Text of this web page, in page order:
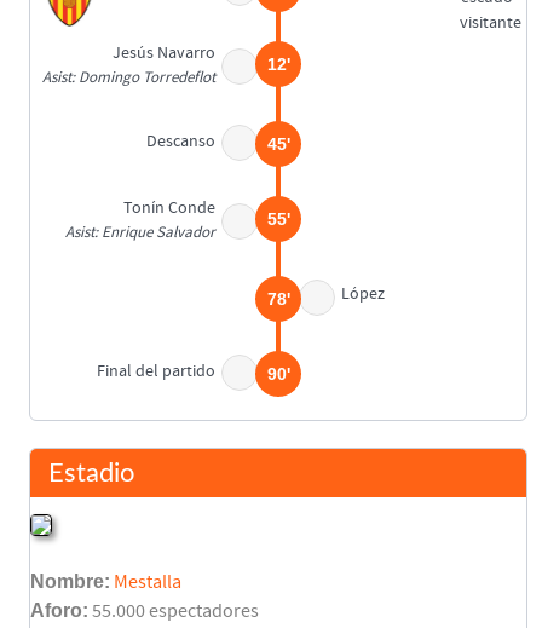
Jesús Navarro
Asist: Domingo Torredeflot
12'
Descanso 45'
Tonín Conde
Asist: Enrique Salvador
55'
López
78'
Final del partido 90'
Estadio
Nombre: Mestalla
Aforo: 55.000 espectadores